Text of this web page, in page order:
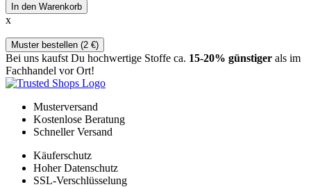
In den Warenkorb
x
Muster bestellen (2 €)
Bei uns kaufst Du hochwertige Stoffe ca. 15-20% günstiger als im
Fachhandel vor Ort!
Musterversand
Kostenlose Beratung
Schneller Versand
Käuferschutz
Hoher Datenschutz
SSL-Verschlüsselung